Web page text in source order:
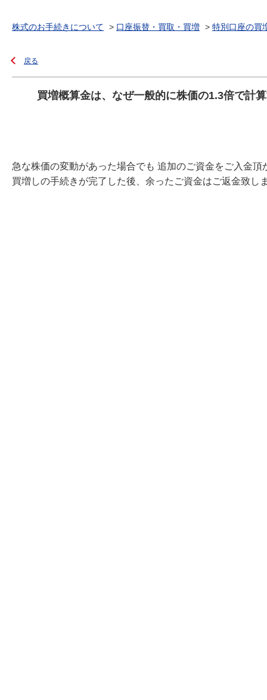
株式のお手続きについて > 口座振替・買取・買増 > 特別口座の買
戻る
買増概算金は、なぜ一般的に株価の1.3倍で計
急な株価の変動があった場合でも 追加のご資金をご入金
買増しの手続きが完了した後、余ったご資金はご返金致し